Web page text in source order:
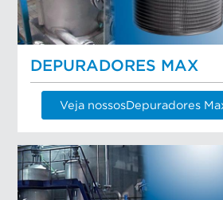
DEPURADORES MAX
Veja nossosDepuradores